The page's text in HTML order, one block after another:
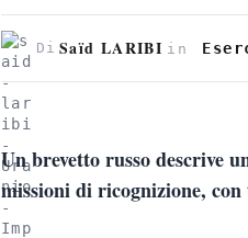
Di Saïd LARIBI in
Un brevetto russo descrive
missioni di ricognizione,